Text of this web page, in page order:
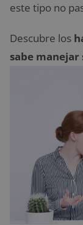
este tipo no
Descubre los
sabe manejar